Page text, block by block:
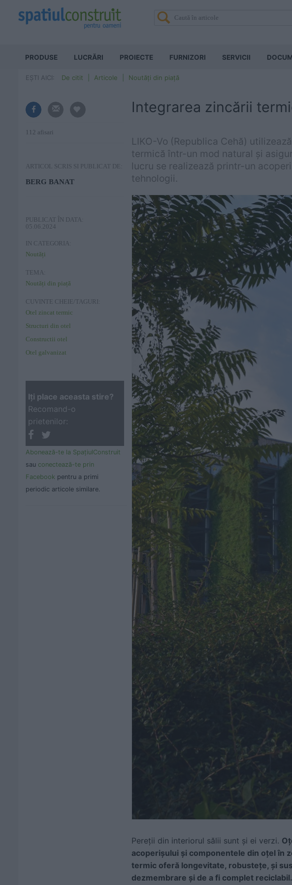
PRODUSE LUCRĂRI PROIECTE FURNIZORI SERVICII
EȘTI AICI: De citit Articole Noutăți din piață
112 afisari
ARTICOL SCRIS SI PUBLICAT DE:
BERG BANAT
PUBLICAT ÎN DATA:
05.06.2024
IN CATEGORIA:
Noutăți
TEMA:
Noutăți din piață
CUVINTE CHEIE/TAGURI:
Otel zincat termic
Structuri din otel
Constructii otel
Otel galvanizat
Iţi place aceasta stire?
Recomand-o
prietenilor:
Abonează-te la SpaţiulConstruit
sau conectează-te prin
Facebook pentru a primi
periodic articole similare.
Integrarea zincării
LIKO-Vo (Republica Cehă)
termică într-un mod natural și
lucru se realizează printr-un
tehnologii.
Pereții din interiorul sălii sunt și ei verzi.
acoperișului și componentele din oțel în
termic oferă longevitate, robustețe, și
dezmembrare și de a fi complet reciclabil.